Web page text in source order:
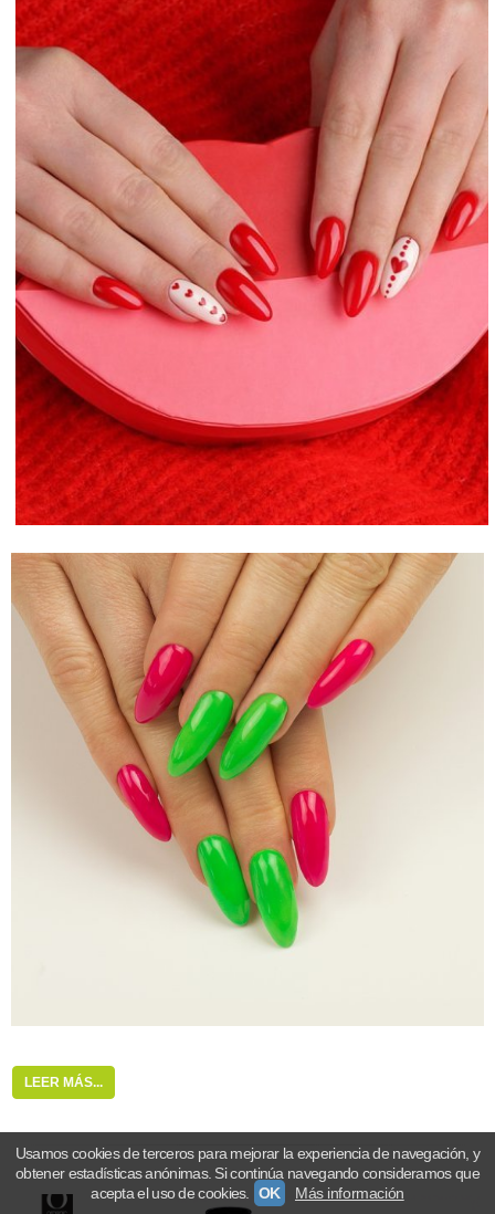
LEER MÁS...
Usamos cookies de terceros para mejorar la experiencia de navegación, y
obtener estadísticas anónimas. Si continúa navegando consideramos que
acepta el uso de cookies.
OK Más información